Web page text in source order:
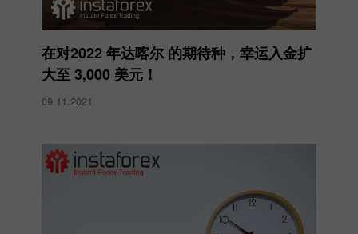
在对2022 年达喀尔 的期待种，幸运入金扩
大至 3,000 美元！
09.11.2021